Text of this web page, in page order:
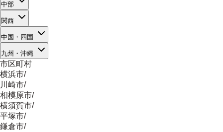
中部
関西
中国・四国
九州・沖縄
市区町村
横浜市/
川崎市/
相模原市/
横須賀市/
平塚市/
鎌倉市/